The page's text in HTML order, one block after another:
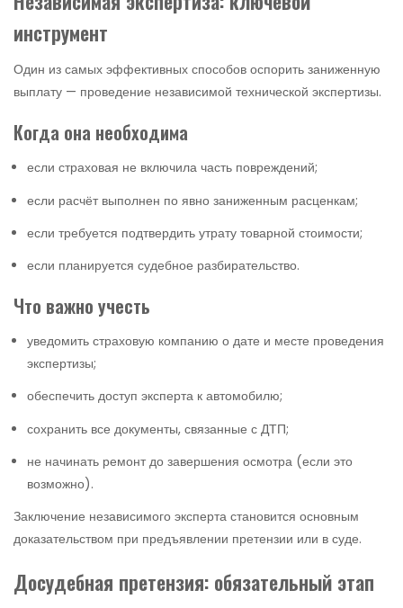
инструмент
Один из самых эффективных способов оспорить заниженную
выплату — проведение независимой технической экспертизы.
Когда она необходима
если страховая не включила часть повреждений;
если расчёт выполнен по явно заниженным расценкам;
если требуется подтвердить утрату товарной стоимости;
если планируется судебное разбирательство.
Что важно учесть
уведомить страховую компанию о дате и месте проведения
экспертизы;
обеспечить доступ эксперта к автомобилю;
сохранить все документы, связанные с ДТП;
не начинать ремонт до завершения осмотра (если это
возможно).
Заключение независимого эксперта становится основным
доказательством при предъявлении претензии или в суде.
Досудебная претензия: обязательный этап